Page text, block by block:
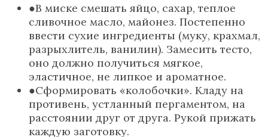
В миске смешать яйцо, сахар, теплое
сливочное масло, майонез. Постепенно
ввести сухие ингредиенты (муку, крахмал,
разрыхлитель, ванилин). Замесить тесто,
оно должно получиться мягкое,
эластичное, не липкое и ароматное.
Сформировать «колобочки». Кладу на
противень, устланный пергаментом, на
расстоянии друг от друга. Рукой прижать
каждую заготовку.